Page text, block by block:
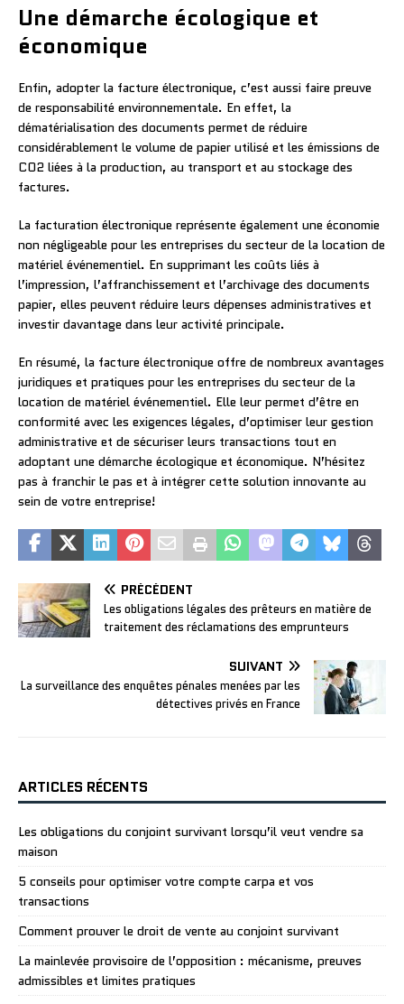
Une démarche écologique et
économique
Enfin, adopter la facture électronique, c’est aussi faire preuve
de responsabilité environnementale. En effet, la
dématérialisation des documents permet de réduire
considérablement le volume de papier utilisé et les émissions de
CO2 liées à la production, au transport et au stockage des
factures.
La facturation électronique représente également une économie
non négligeable pour les entreprises du secteur de la location de
matériel événementiel. En supprimant les coûts liés à
l’impression, l’affranchissement et l’archivage des documents
papier, elles peuvent réduire leurs dépenses administratives et
investir davantage dans leur activité principale.
En résumé, la facture électronique offre de nombreux avantages
juridiques et pratiques pour les entreprises du secteur de la
location de matériel événementiel. Elle leur permet d’être en
conformité avec les exigences légales, d’optimiser leur gestion
administrative et de sécuriser leurs transactions tout en
adoptant une démarche écologique et économique. N’hésitez
pas à franchir le pas et à intégrer cette solution innovante au
sein de votre entreprise!
PRÉCÉDENT
Les obligations légales des prêteurs en matière de
traitement des réclamations des emprunteurs
SUIVANT
La surveillance des enquêtes pénales menées par les
détectives privés en France
ARTICLES RÉCENTS
Les obligations du conjoint survivant lorsqu’il veut vendre sa
maison
5 conseils pour optimiser votre compte carpa et vos
transactions
Comment prouver le droit de vente au conjoint survivant
La mainlevée provisoire de l’opposition : mécanisme, preuves
admissibles et limites pratiques